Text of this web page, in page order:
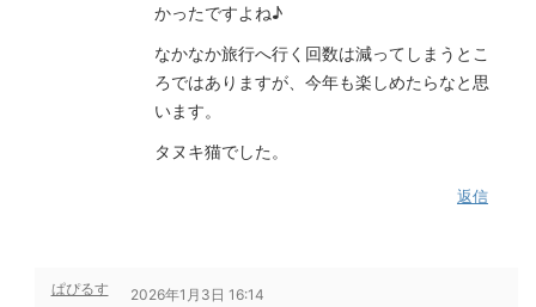
かったですよね♪
なかなか旅行へ行く回数は減ってしまうとこ
ろではありますが、今年も楽しめたらなと思
います。
タヌキ猫でした。
返信
ぱぴるす 2026年1月3日 16:14